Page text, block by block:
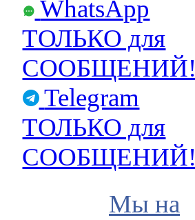
WhatsApp
ТОЛЬКО для
СООБЩЕНИЙ!
Telegram
ТОЛЬКО для
СООБЩЕНИЙ!
Мы на